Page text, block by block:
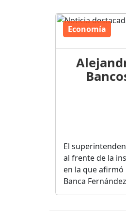
Economía
El
al frente de la
en la que
Banca